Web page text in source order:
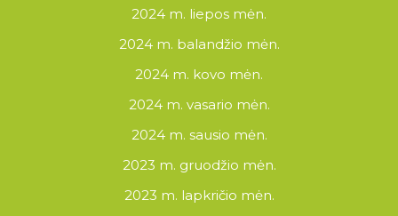
2024 m. liepos mėn.
2024 m. balandžio mėn.
2024 m. kovo mėn.
2024 m. vasario mėn.
2024 m. sausio mėn.
2023 m. gruodžio mėn.
2023 m. lapkričio mėn.